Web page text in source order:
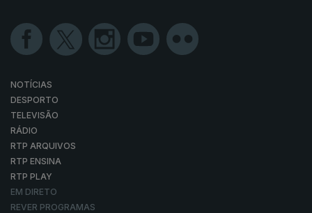
NOTÍCIAS
DESPORTO
TELEVISÃO
RÁDIO
RTP ARQUIVOS
RTP ENSINA
RTP PLAY
EM DIRETO
REVER PROGRAMAS